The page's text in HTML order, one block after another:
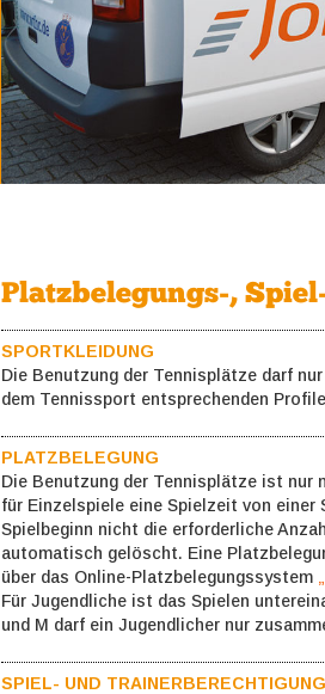
Platzbelegungs-,
SPORTKLEIDUNG
Die Benutzung der Tennisplätze darf
dem Tennissport entsprechenden
PLATZBELEGUNG
Die Benutzung der Tennisplätze ist
für Einzelspiele eine Spielzeit von einer
Spielbeginn nicht die erforderliche
automatisch gelöscht. Eine
über das Online-Platzbelegungssystem
Für Jugendliche ist das Spielen
und M darf ein Jugendlicher nur
SPIEL- UND